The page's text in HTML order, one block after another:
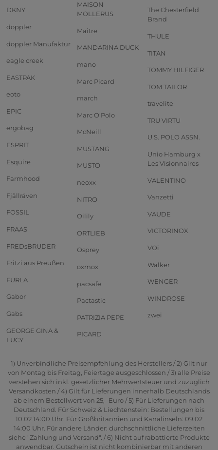
DKNY
doppler
doppler Manufaktur
eagle creek
EASTPAK
eoto
EPIC
ergobag
ESPRIT
Esquire
Farmhood
Fjällräven
FOSSIL
FRAAS
FREDsBRUDER
Fritzi aus Preußen
FURLA
Gabor
Gabs
GEORGE GINA &
LUCY
MAISON
MOLLERUS
Maître
MANDARINA DUCK
mano
Marc Picard
march
Marc O'Polo
McNeill
MUSTANG
MUSTO
neoxx
NITRO
Oilily
ORTLIEB
Osprey
oxmox
pacsafe
Pactastic
PATRIZIA PEPE
PICARD
The Chesterfield
Brand
THULE
TITAN
TOMMY HILFIGER
TOM TAILOR
travelite
TRU VIRTU
U.S. POLO ASSN.
Unio Hamburg x
Les Visionnaires
VALENTINO
Vanzetti
VAUDE
VICTORINOX
VOi
Walker
WENGER
WINDROSE
zwei
1) Unverbindliche Preisempfehlung des Herstellers / 2) Gilt nur
von Montag bis Freitag, Feiertage ausgeschlossen / 3) alle Preise
verstehen sich inkl. gesetzlicher Mehrwertsteuer und zuzüglich
Versandkosten / 4) Gilt für Lieferungen innerhalb Deutschlands
ab einem Bestellwert von 25,- Euro / 5) Für Lieferungen nach
Deutschland. Für Schweiz & Liechtenstein: Bestellungen bis
10.02 14:00 Uhr. Für Großbritannien und Kanalinseln: 09.02
14:00 Uhr. Für andere Länder: durchschnittliche Lieferzeiten
siehe "Zahlung und Versand". / 6) Nicht auf rabattierte Produkte
anwendbar. Gutschein ist nicht kombinierbar mit anderen